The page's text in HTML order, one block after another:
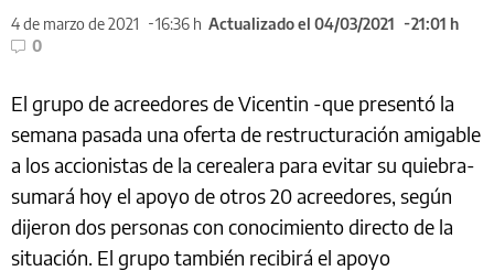
4 de marzo de 2021 16:36 h Actualizado el 04/03/2021
21:01 h
0
El grupo de acreedores de Vicentin -que presentó la
semana pasada una oferta de restructuración amigable
a los accionistas de la cerealera para evitar su quiebra-
sumará hoy el apoyo de otros 20 acreedores, según
dijeron dos personas con conocimiento directo de la
situación. El grupo también recibirá el apoyo